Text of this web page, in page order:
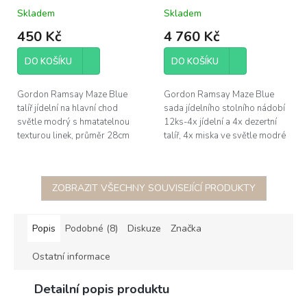
Skladem
450 Kč
DO KOŠÍKU
Gordon Ramsay Maze Blue
talíř jídelní na hlavní chod
světle modrý s hmatatelnou
texturou linek, průměr 28cm
Skladem
4 760 Kč
DO KOŠÍKU
Gordon Ramsay Maze Blue
sada jídelního stolního nádobí
12ks-4x jídelní a 4x dezertní
talíř, 4x miska ve světle modré
ZOBRAZIT VŠECHNY SOUVISEJÍCÍ PRODUKTY
Popis Podobné (8) Diskuze Značka
Ostatní informace
Detailní popis produktu